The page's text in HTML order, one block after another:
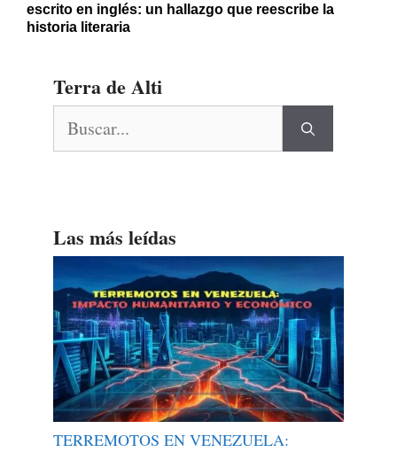
escrito en inglés: un hallazgo que reescribe la
historia literaria
Terra de Alti
Las más leídas
TERREMOTOS EN VENEZUELA: